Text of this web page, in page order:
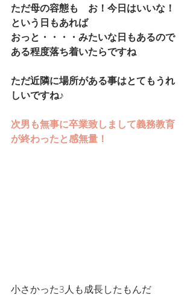
ただ母の容態も　お！今日はいいな！
という日もあれば
おっと・・・・みたいな日もあるので
ある程度落ち着いたらですね
ただ近隣に場所がある事はとてもうれ
しいですね♪
次男も無事に卒業致しまして義務教育
が終わったと感無量！
小さかった3人も成長したもんだ